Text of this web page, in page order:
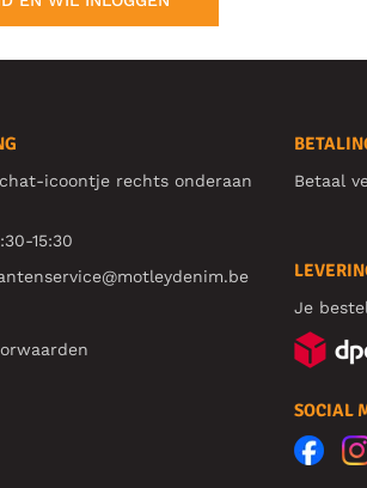
icoontje rechts onderaan
15:30
Betaal
Je
SOCIAL